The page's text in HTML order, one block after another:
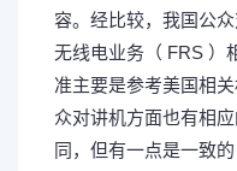
容。经比较，我国公
无线电业务（ FRS ）
准主要是参考美国相
众对讲机方面也有相
同，但有一点是一致